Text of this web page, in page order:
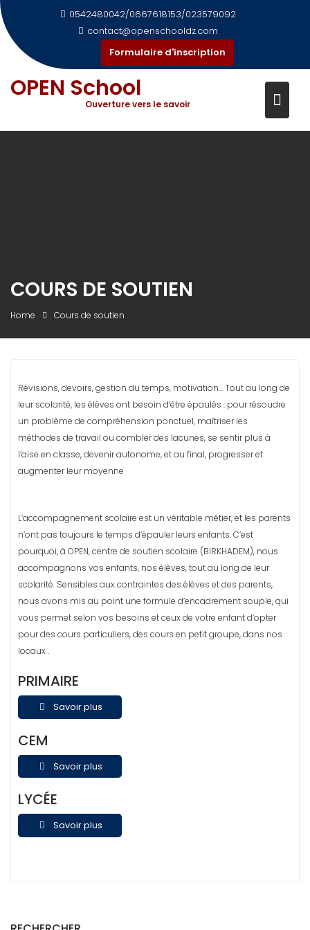
S
k
0542480042/0667618153/023579092
contact@openschooldz.com
Formulaire d'inscription
OPEN School
Ouverture vers le savoir
COURS DE SOUTIEN
Home Cours de soutien
Révisions, devoirs, gestion du temps, motivation… Tout au long de
leur scolarité, les élèves ont besoin d’être épaulés : pour résoudre
un problème de compréhension ponctuel, maîtriser les
méthodes de travail ou combler des lacunes, se sentir plus à
l’aise en classe, devenir autonome, et au final, progresser et
augmenter leur moyenne
L’accompagnement scolaire est un véritable métier, et les parents
n’ont pas toujours le temps d’épauler leurs enfants. C’est
pourquoi, à OPEN, centre de soutien scolaire (BIRKHADEM), nous
accompagnons vos enfants, nos élèves, tout au long de leur
scolarité. Sensibles aux contraintes des élèves et des parents,
nous avons mis au point une formule d’encadrement souple, qui
vous permet selon vos besoins et ceux de votre enfant d’opter
pour des cours particuliers, des cours en petit groupe, dans nos
locaux .
PRIMAIRE
Savoir plus
CEM
Savoir plus
LYCÉE
Savoir plus